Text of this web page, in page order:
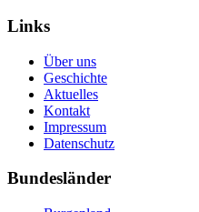
Links
Über uns
Geschichte
Aktuelles
Kontakt
Impressum
Datenschutz
Bundesländer